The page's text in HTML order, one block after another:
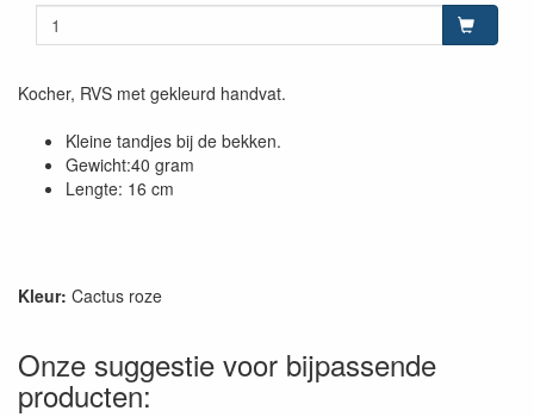
Kocher, RVS met gekleurd handvat.
Kleine tandjes bij de bekken.
Gewicht:40 gram
Lengte: 16 cm
Kleur: Cactus roze
Onze suggestie voor bijpassende
producten: